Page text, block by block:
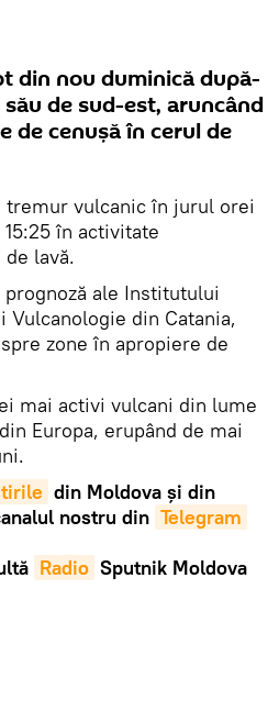
din nou duminică după-
de sud-est, aruncând
de cenușă în cerul de
tremur vulcanic în jurul orei
în activitate
lavă.
ale Institutului
Vulcanologie din Catania,
zone în apropiere de
mai activi vulcani din lume
Europa, erupând de mai
din Moldova și din
nostru din Telegram
Radio Sputnik Moldova